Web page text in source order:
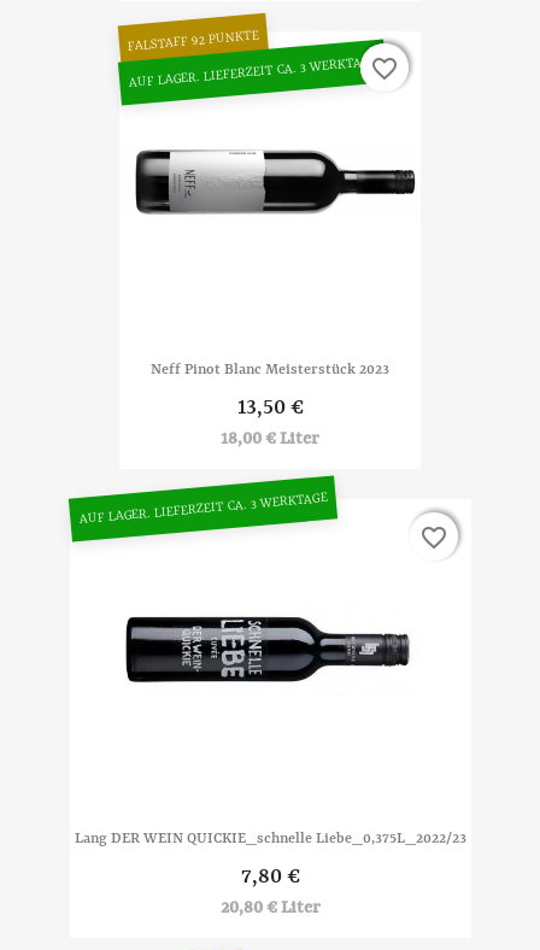
Neff Pinot Blanc Meisterstück 2023
13,50 €
18,00 € Liter
FALSTAFF 92 PUNKTE
AUF LAGER. LIEFERZEIT CA. 3 WERKTAGEfavorite_border
favorite_border
Lang DER WEIN QUICKIE_schnelle Liebe_0,375L_2022/23
7,80 €
20,80 € Liter
AUF LAGER. LIEFERZEIT CA. 3 WERKTAGE
favorite_border
favorite_border